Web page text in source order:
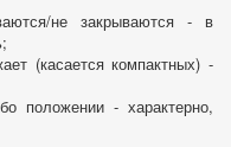
не закрываются - в
(касается компактных) -
положении - характерно,